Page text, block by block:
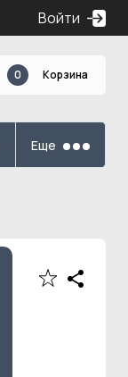
Войти
0 Корзина
Еще